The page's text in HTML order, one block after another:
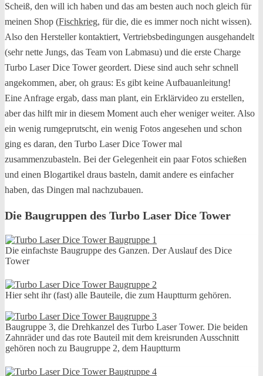
Scheiß, den will ich haben und das am besten auch noch gleich für
meinen Shop (Fischkrieg, für die, die es immer noch nicht wissen).
Also den Hersteller kontaktiert, Vertriebsbedingungen ausgehandelt
(sehr nette Jungs, das Team von Labmasu) und die erste Charge
Turbo Laser Dice Tower geordert. Diese sind auch sehr schnell
angekommen, aber, oh graus: Es gibt keine Aufbauanleitung!
Eine Anfrage ergab, dass man plant, ein Erklärvideo zu erstellen,
aber das hilft mir in diesem Moment auch eher weniger weiter. Also
ein wenig rumgeprutscht, ein wenig Fotos angesehen und schon
ging es daran, den Turbo Laser Dice Tower mal
zusammenzubasteln. Bei der Gelegenheit ein paar Fotos schießen
und einen Blogartikel draus basteln, damit andere es einfacher
haben, das Dingen mal nachzubauen.
Die Baugruppen des Turbo Laser Dice Tower
Die einfachste Baugruppe des Ganzen. Der Auslauf des Dice
Tower
Hier seht ihr (fast) alle Bauteile, die zum Hauptturm gehören.
Baugruppe 3, die Drehkanzel des Turbo Laser Tower. Die beiden
Zahnräder und das rote Bauteil mit dem kreisrunden Ausschnitt
gehören noch zu Baugruppe 2, dem Hauptturm